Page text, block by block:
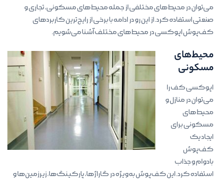
می‌توان در محیط‌های مختلفی از جمله محیط‌های مسکونی، تجاری و
صنعتی استفاده کرد. از این رو در ادامه با برخی از رایج‌ترین کاربردهای
کف‌پوش اپوکسی در محیط‌های مختلف آشنا می‌شویم.
محیط‌های
مسکونی
اپوکسی کف را
می‌توان در منازل و
محیط‌های
مسکونی برای
ایجاد یک
کف‌پوش
بادوام و جذاب
استفاده کرد. این کف‌پوش به‌ویژه در گاراژها، پارکینگ‌ها، زیرزمین‌ها و